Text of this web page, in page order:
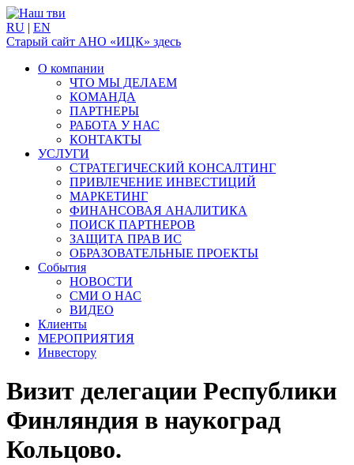
RU | EN
Старый сайт АНО «ИЦК» здесь
О компании
ЧТО МЫ ДЕЛАЕМ
КОМАНДА
ПАРТНЕРЫ
РАБОТА У НАС
КОНТАКТЫ
УСЛУГИ
СТРАТЕГИЧЕСКИЙ КОНСАЛТИНГ
ПРИВЛЕЧЕНИЕ ИНВЕСТИЦИЙ
МАРКЕТИНГ
ФИНАНСОВАЯ АНАЛИТИКА
ПОИСК ПАРТНЕРОВ
ЗАЩИТА ПРАВ ИС
ОБРАЗОВАТЕЛЬНЫЕ ПРОЕКТЫ
События
НОВОСТИ
СМИ О НАС
ВИДЕО
Клиенты
МЕРОПРИЯТИЯ
Инвестору
Визит делегации Республики
Финляндия в наукоград
Кольцово.